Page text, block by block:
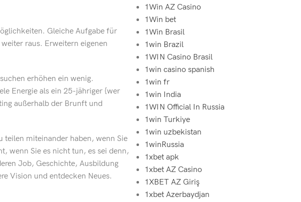
Gleiche Aufgabe für
raus. Erweitern eigenen
erhöhen ein wenig.
Energie als ein 25-jähriger {wer
außerhalb der Brunft und
teilen miteinander haben, wenn Sie
wenn Sie es nicht tun, es sei denn,
Job, Geschichte, Ausbildung
Vision und entdecken Neues.
1Win AZ Casino
1Win bet
1Win Brasil
1win Brazil
1WIN Casino Brasil
1win casino spanish
1win fr
1win India
1WIN Official In Russia
1win Turkiye
1win uzbekistan
1winRussia
1xbet apk
1xbet AZ Casino
1XBET AZ Giriş
1xbet Azerbaydjan